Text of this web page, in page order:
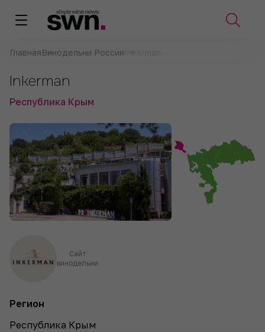
ГлавнаяВинодельни России
Inkerman
Республика Крым
Сайт
винодельни
Регион
Республика Крым